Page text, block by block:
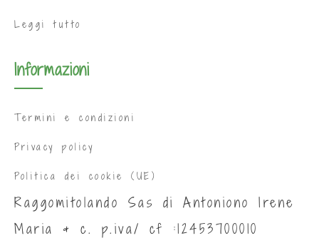
Leggi tutto
Informazioni
Termini e condizioni
Privacy policy
Politica dei cookie (UE)
Raggomitolando Sas di Antoniono Irene
Maria & c. p.iva/ cf :12453700010